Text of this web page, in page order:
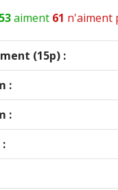
aiment 61 n'aiment
(15p) :
:
: